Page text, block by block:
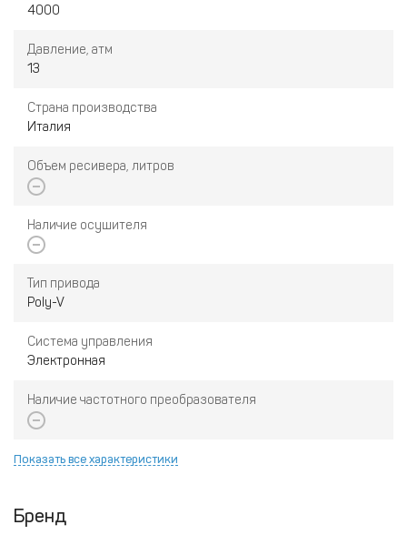
4000
Давление, атм
13
Страна производства
Италия
Объем ресивера, литров
Наличие осушителя
Тип привода
Poly-V
Система управления
Электронная
Наличие частотного преобразователя
Показать все характеристики
Бренд